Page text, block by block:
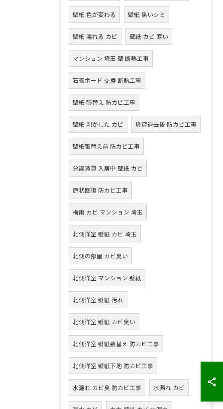
壁紙 色が変わる 壁紙 黒いシミ
壁紙 濡れる カビ 壁紙 カビ 寒い
マンション 埼玉 壁 断熱工事
石膏ボード 交換 断熱工事
壁紙 張替え 防カビ工事
壁紙 剥がした カビ 賃貸退去後 防カビ工事
壁紙張替え前 防カビ工事
分譲賃貸 入居中 壁紙 カビ
原状回復 防カビ工事
梅雨 カビ マンション 埼玉
北側洋室 壁紙 カビ 埼玉
北側の部屋 カビ臭い
北側洋室 マンション 壁紙
北側洋室 壁紙 汚れ
北側洋室 壁紙 カビ臭い
北側洋室 壁紙張替え 防カビ工事
北側洋室 壁紙下地 防カビ工事
水漏れ カビ臭 防カビ工事 水漏れ カビ